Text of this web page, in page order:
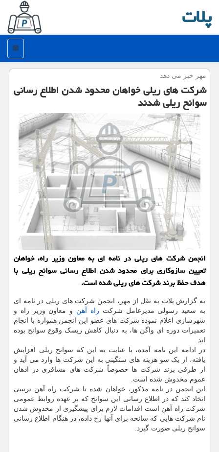
پلات
منو
مهر خبر می دهد
شركت های ریلی خواهان محدود شدن اطلاع رسانی
سوانح ریلی شدند
انجمن شركت های ریلی در نامه ای به معاون وزیر راه، خواهان
تعیین سازوكاری برای محدود شدن اطلاع رسانی سوانح ریلی با
هدف حفظ برند شركت های ریلی شده است.
به گزارش پلات به نقل از مهر، انجمن شرکت های ریلی در نامه ای
به سعید رسولی مدیرعامل شرکت راه آهن و معاون وزیر راه و
شهرسازی اعلام نموده شرکت های عضو این انجمن همواره با انجام
تعمیرات دوره ای واگن ها، به دنبال کاهش ریسک وقوع سوانح بوده
اند.
در ادامه این نامه آمده، با عنایت به این که سوانح ریلی افزایش
یافته، از یک سو هزینه های سنگینی به این شرکت ها وارد می آید و
از طرفی برند شرکت ها خصوصاً شرکت های مسافری در اذهان
عموم مخدوش شده است.
این انجمن در نامه مذکور، خواهان شده تا شرکت راه آهن ترتیبی
اتخاد کند که در اطلاع رسانی این سوانح که بر عهده روابط عمومی
شرکت راه آهن است اقدامات لازم برای پیشگیری از مخدوش شدن
نام شرکت هایی که سانحه برای آنها رخ داده، در هنگام اطلاع رسانی
سوانح ریلی صورت گیرد.